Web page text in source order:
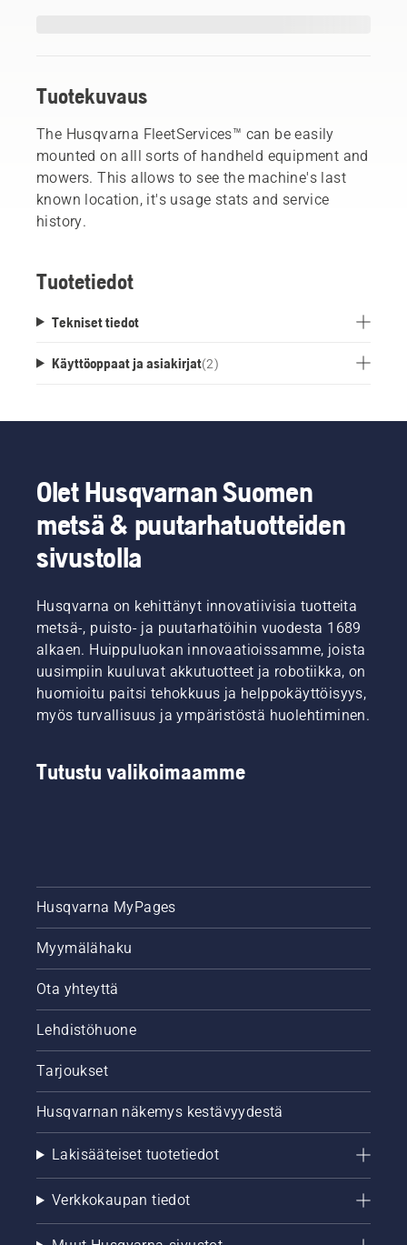
Tuotekuvaus
The Husqvarna FleetServices™ can be easily
mounted on alll sorts of handheld equipment and
mowers. This allows to see the machine's last
known location, it's usage stats and service
history.
Tuotetiedot
Tekniset tiedot
Käyttöoppaat ja asiakirjat(2)
Olet Husqvarnan Suomen
metsä & puutarhatuotteiden
sivustolla
Husqvarna on kehittänyt innovatiivisia tuotteita
metsä-, puisto- ja puutarhatöihin vuodesta 1689
alkaen. Huippuluokan innovaatioissamme, joista
uusimpiin kuuluvat akkutuotteet ja robotiikka, on
huomioitu paitsi tehokkuus ja helppokäyttöisyys,
myös turvallisuus ja ympäristöstä huolehtiminen.
Tutustu valikoimaamme
Husqvarna MyPages
Myymälähaku
Ota yhteyttä
Lehdistöhuone
Tarjoukset
Husqvarnan näkemys kestävyydestä
Lakisääteiset tuotetiedot
Verkkokaupan tiedot